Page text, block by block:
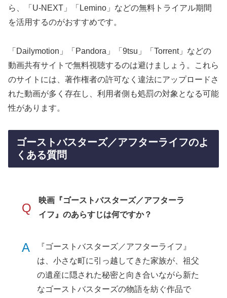
ら、「U-NEXT」「Lemino」などの無料トライアル期間
を活用するのがおすすめです。
「Dailymotion」「Pandora」「9tsu」「Torrent」などの
動画共有サイトで無料視聴するのは避けましょう。これら
のサイトには、著作権者の許可なく違法にアップロードさ
れた動画が多く存在し、利用者側も処罰の対象となる可能
性があります。
ゴーストバスターズ／アフターライフのよ
くある質問
Q
映画『ゴーストバスターズ／アフターラ
イフ』のあらすじは何ですか？
A
『ゴーストバスターズ／アフターライフ』
は、小さな町に引っ越してきた家族が、祖父
の遺産に隠された秘密と向き合いながら新た
なゴーストバスターズの物語を紡ぐ作品で